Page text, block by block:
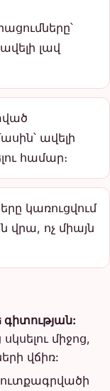
լավ
ավելի
համար։
կառուցվում
վրա, ոչ միայն
միջոց,
վճիռ: